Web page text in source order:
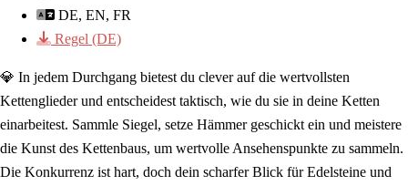
DE, EN, FR
Regel (DE)
💎 In jedem Durchgang bietest du clever auf die wertvollsten
Kettenglieder und entscheidest taktisch, wie du sie in deine Ketten
einarbeitest. Sammle Siegel, setze Hämmer geschickt ein und meistere
die Kunst des Kettenbaus, um wertvolle Ansehenspunkte zu sammeln.
Die Konkurrenz ist hart, doch dein scharfer Blick für Edelsteine und